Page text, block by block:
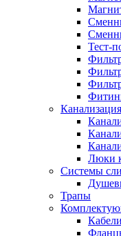
Новости и Акции
Оплата и доставка
Сервис-центр
Адреса Сервис-
Условия возврата
Тест-
Канализация
Люки
Системы
Трапы